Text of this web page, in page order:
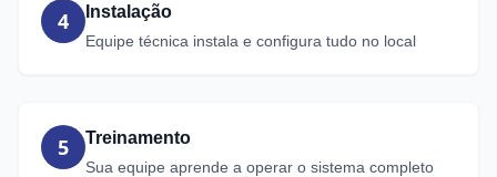
4 Instalação
Equipe técnica instala e configura tudo no local
5 Treinamento
Sua equipe aprende a operar o sistema completo